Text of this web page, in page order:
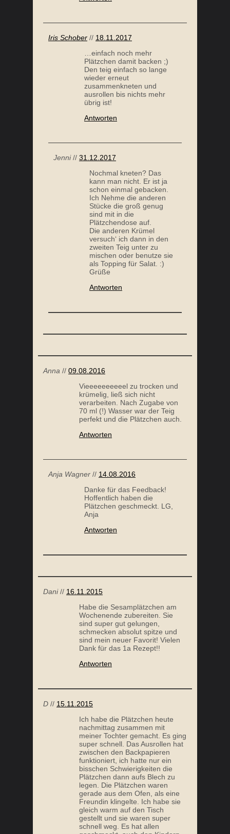
FEIGENKOMPOTT
OFEN SÜSSKARTOFFEL MIT STREUSEL
Iris Schober // 18.11.2017
…einfach noch mehr
Plätzchen damit backen ;)
Den teig einfach so lange
wieder erneut
zusammenkneten und
ausrollen bis nichts mehr
übrig ist!
Antworten
Jenni// 31.12.2017
Nochmal kneten? Das
kann man nicht. Er ist ja
schon einmal gebacken.
Ich Nehme die anderen
Stücke die groß genug
sind mit in die
Plätzchendose auf.
Die anderen Krümel
versuch‘ ich dann in den
zweiten Teig unter zu
mischen oder benutze sie
als Topping für Salat. :)
Grüße
Antworten
Anna // 09.08.2016
Vieeeeeeeeeel zu trocken und
krümelig, ließ sich nicht
verarbeiten. Nach Zugabe von
70 ml (!) Wasser war der Teig
perfekt und die Plätzchen auch.
Antworten
Anja Wagner // 14.08.2016
Danke für das Feedback!
Hoffentlich haben die
Plätzchen geschmeckt. LG,
Anja
Antworten
Dani// 16.11.2015
Habe die Sesamplätzchen am
Wochenende zubereiten. Sie
sind super gut gelungen,
schmecken absolut spitze und
sind mein neuer Favorit! Vielen
Dank für das 1a Rezept!!
Antworten
D // 15.11.2015
Ich habe die Plätzchen heute
nachmittag zusammen mit
meiner Tochter gemacht. Es ging
super schnell. Das Ausrollen hat
zwischen den Backpapieren
funktioniert, ich hatte nur ein
bisschen Schwierigkeiten die
Plätzchen dann aufs Blech zu
legen. Die Plätzchen waren
gerade aus dem Ofen, als eine
Freundin klingelte. Ich habe sie
gleich warm auf den Tisch
gestellt und sie waren super
schnell weg. Es hat allen